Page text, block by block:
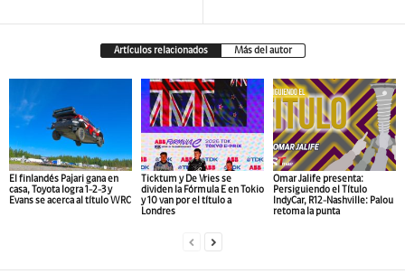
Artículos relacionados Más del autor
El finlandés Pajari gana en
casa, Toyota logra 1-2-3 y
Evans se acerca al título WRC
Ticktum y De Vries se
dividen la Fórmula E en Tokio
y 10 van por el título a
Londres
Omar Jalife presenta:
Persiguiendo el Título
IndyCar, R12-Nashville: Palou
retoma la punta